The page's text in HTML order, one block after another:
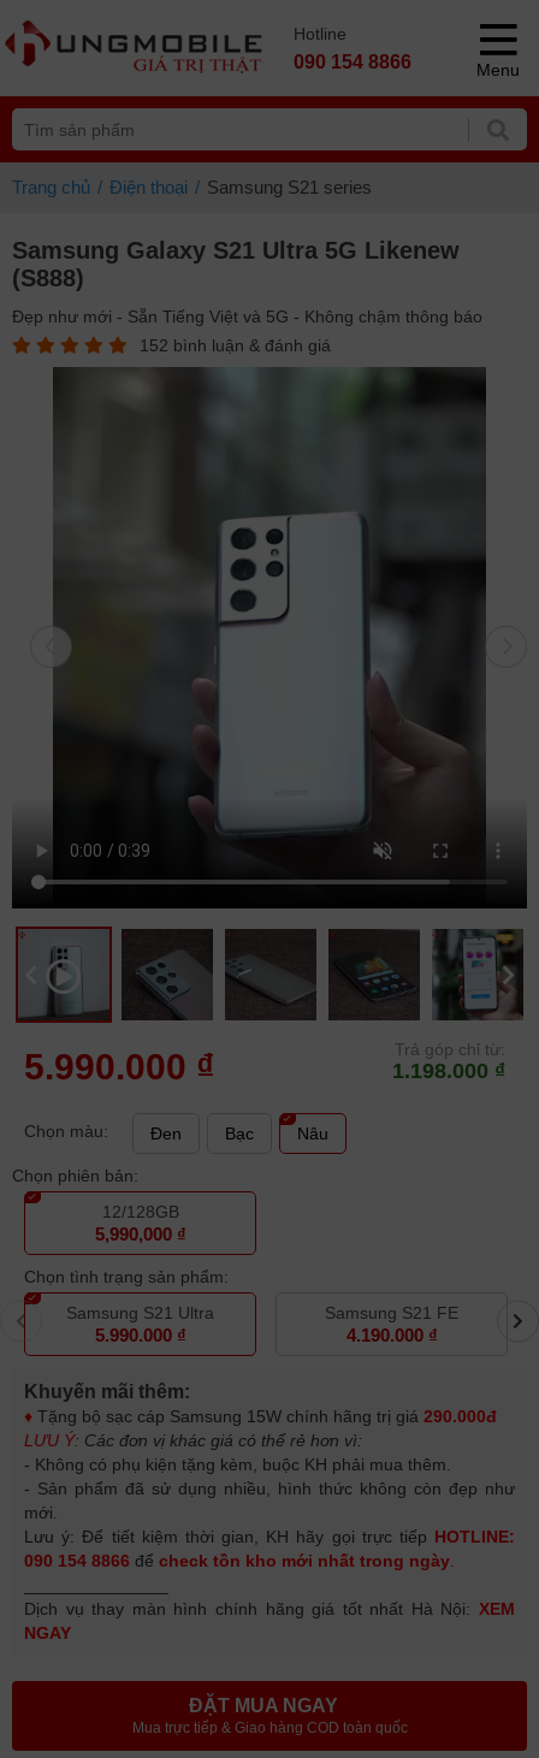
Hotline
090 154 8866 Menu
Trang chủ Điện thoại Samsung S21 series
Samsung Galaxy S21 Ultra 5G Likenew
(S888)
Đẹp như mới - Sẵn Tiếng Việt và 5G - Không chậm thông báo
152 bình luận & đánh giá
5.990.000 ₫ Trả góp chỉ từ:
1.198.000 ₫
Chọn màu: Đen Bạc Nâu
Chọn phiên bản:
12/128GB
5,990,000 ₫
Chọn tình trạng sản phẩm:
Samsung S21 Ultra
5.990.000 ₫
Samsung S21 FE
4.190.000 ₫
Khuyến mãi thêm:
♦ Tặng bộ sạc cáp Samsung 15W chính hãng trị giá 290.000đ
LƯU Ý: Các đơn vị khác giá có thể rẻ hơn vì:
- Không có phụ kiện tặng kèm, buộc KH phải mua thêm.
- Sản phẩm đã sử dụng nhiều, hình thức không còn đẹp như
mới.
Lưu ý: Để tiết kiệm thời gian, KH hãy gọi trực tiếp HOTLINE:
090 154 8866 để check tồn kho mới nhất trong ngày
Dịch vụ thay màn hình chính hãng giá tốt nhất Hà Nội: XEM
NGAY
ĐẶT MUA NGAY
Mua trực tiếp & Giao hàng COD toàn quốc